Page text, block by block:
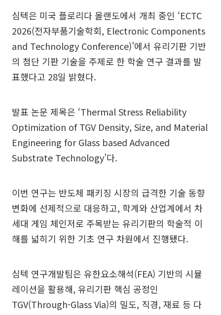
심텍은 미국 플로리다 올랜도에서 개최 중인 ‘ECTC
2026(전자부품기술학회, Electronic Components
and Technology Conference)’에서 유리기판 기반
의 첨단 기판 기술을 주제로 한 학술 연구 결과를 발
표했다고 28일 밝혔다.
발표 논문 제목은 ‘Thermal Stress Reliability
Optimization of TGV Density, Size, and Material
Engineering for Glass based Advanced
Substrate Technology’다.
이번 연구는 반도체 패키징 시장의 급격한 기술 동향
변화에 선제적으로 대응하고, 학계와 산업계에서 차
세대 게임 체인저로 주목받는 유리기판의 학술적 이
해를 넓히기 위한 기초 연구 차원에서 진행됐다.
심텍 연구개발팀은 유한요소해석(FEA) 기반의 시뮬
레이션을 활용해, 유리기판 핵심 공정인
TGV(Through-Glass Via)의 밀도, 직경, 재료 등 다